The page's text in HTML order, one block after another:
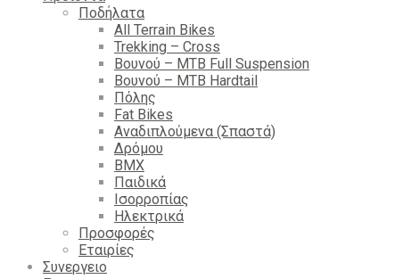
Ποδήλατα
All Terrain Bikes
Trekking – Cross
Βουνού – MTB Full Suspension
Βουνού – MTB Hardtail
Πόλης
Fat Bikes
Αναδιπλούμενα (Σπαστά)
Δρόμου
BMX
Παιδικά
Ισορροπίας
Ηλεκτρικά
Προσφορές
Εταιρίες
Συνεργειο